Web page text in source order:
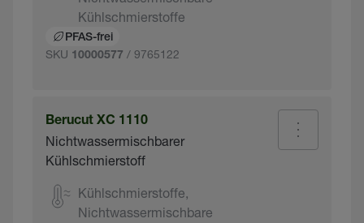
Kühlschmierstoffe
PFAS-frei
SKU 10000577 / 9765122
Berucut XC 1110
Nichtwassermischbarer
Kühlschmierstoff
Kühlschmierstoffe,
Nichtwassermischbare